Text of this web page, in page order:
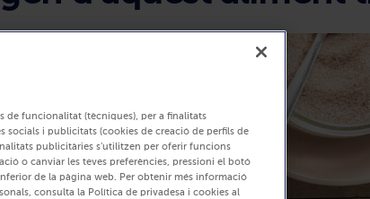
de funcionalitat (tècniques), per a finalitats
socials i publicitats (cookies de creació de perfils de
publicitàries s'utilitzen per oferir funcions
o canviar les teves preferències, pressioni el botó
de la pàgina web. Per obtenir més informació
consulta la Política de privadesa i cookies al